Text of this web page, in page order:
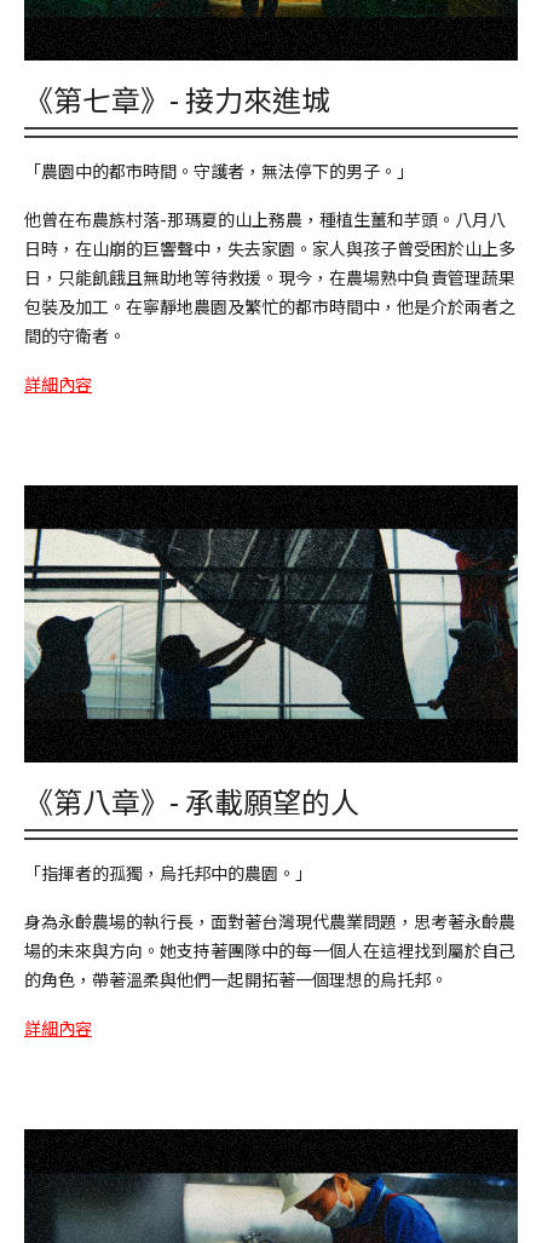
《第七章》- 接力來進城
「農園中的都市時間。守護者，無法停下的男子。」
他曾在布農族村落-那瑪夏的山上務農，種植生薑和芋頭。八月八
日時，在山崩的巨響聲中，失去家園。家人與孩子曾受困於山上多
日，只能飢餓且無助地等待救援。現今，在農場熟中負責管理蔬果
包裝及加工。在寧靜地農園及繁忙的都市時間中，他是介於兩者之
間的守衛者。
詳細內容
《第八章》- 承載願望的人
「指揮者的孤獨，烏托邦中的農園。」
身為永齡農場的執行長，面對著台灣現代農業問題，思考著永齡農
場的未來與方向。她支持著團隊中的每一個人在這裡找到屬於自己
的角色，帶著溫柔與他們一起開拓著一個理想的烏托邦。
詳細內容